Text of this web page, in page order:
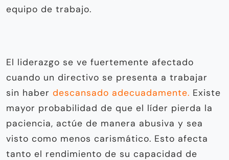
equipo de trabajo.
El liderazgo se ve fuertemente afectado
cuando un directivo se presenta a trabajar
sin haber descansado adecuadamente. Existe
mayor probabilidad de que el líder pierda la
paciencia, actúe de manera abusiva y sea
visto como menos carismático. Esto afecta
tanto el rendimiento de su capacidad de